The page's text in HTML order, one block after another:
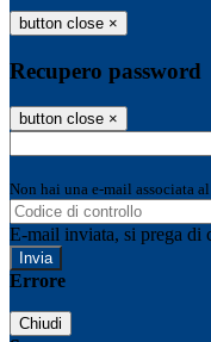
button close ×
Recupero password
button close ×
Non hai una e-mail associata
E-mail inviata, si prega di
Errore
Chiudi